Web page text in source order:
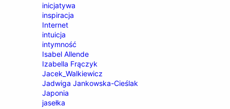
inicjatywa
inspiracja
Internet
intuicja
intymność
Isabel Allende
Izabella Frączyk
Jacek_Walkiewicz
Jadwiga Jankowska-Cieślak
Japonia
jasełka